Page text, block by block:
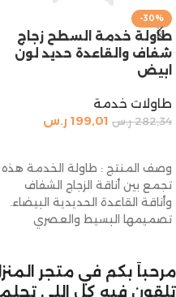
-30%
طاولة خدمة السطح زجاج
شفاف والقاعدة حديد لون
ابيض
طاولات خدمة
282,34 ر.س 199,01 ر.س
وصف المنتج : طاولة الخدمة هذه
تجمع بين أناقة الزجاج الشفاف
وأناقة القاعدة الحديدية البيضاء.
تصميمها البسيط والعصري
مرحباً بكم في متجر المنزل
تلقون فيه كل اللي